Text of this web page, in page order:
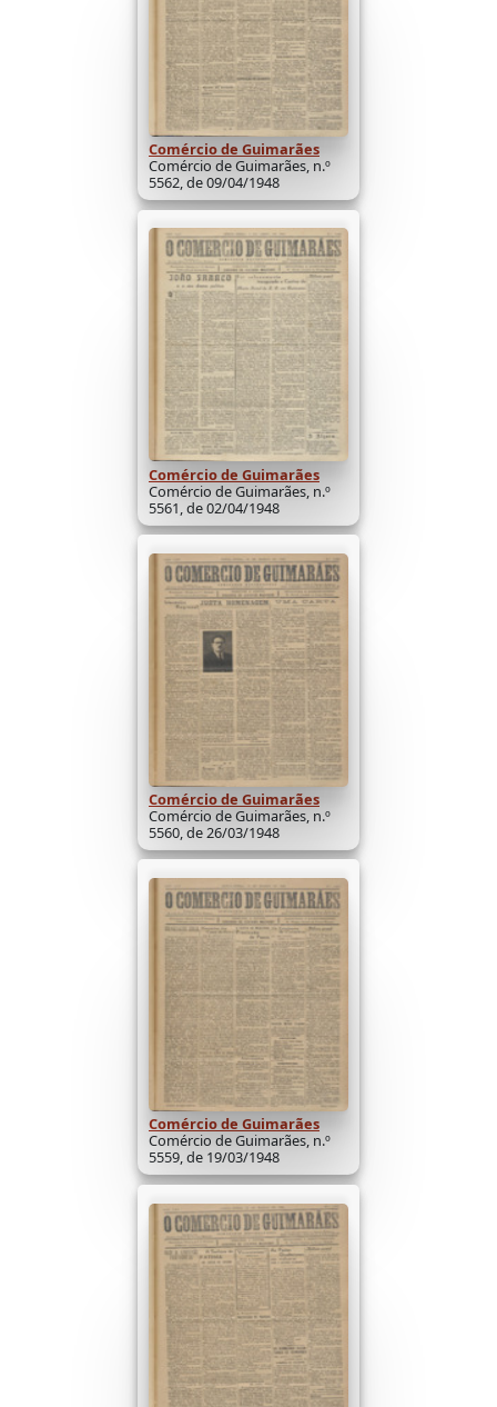
Comércio de Guimarães
Comércio de Guimarães, n.º
5562, de 09/04/1948
Comércio de Guimarães
Comércio de Guimarães, n.º
5561, de 02/04/1948
Comércio de Guimarães
Comércio de Guimarães, n.º
5560, de 26/03/1948
Comércio de Guimarães
Comércio de Guimarães, n.º
5559, de 19/03/1948